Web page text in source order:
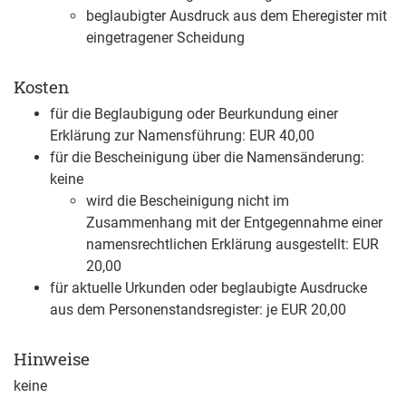
beglaubigter Ausdruck aus dem Eheregister mit
eingetragener Scheidung
Kosten
für die Beglaubigung oder Beurkundung einer
Erklärung zur Namensführung: EUR 40,00
für die Bescheinigung über die Namensänderung:
keine
wird die Bescheinigung nicht im
Zusammenhang mit der Entgegennahme einer
namensrechtlichen Erklärung ausgestellt: EUR
20,00
für aktuelle Urkunden oder beglaubigte Ausdrucke
aus dem Personenstandsregister: je EUR 20,00
Hinweise
keine